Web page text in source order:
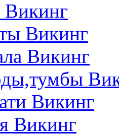
Викинг
Викинг
Викинг
Викинг